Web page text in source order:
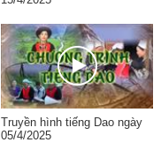
Truyền hình tiếng Dao ngày
05/4/2025